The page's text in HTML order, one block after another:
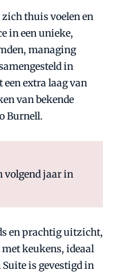
zich thuis voelen en
in een unieke,
managing
in
extra laag van
van bekende
Burnell.
volgend jaar in
en prachtig uitzicht,
keukens, ideaal
is gevestigd in